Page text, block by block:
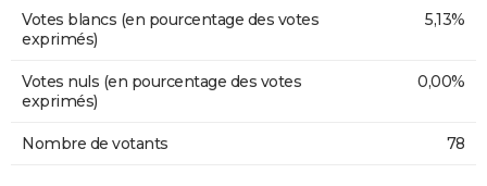
Votes blancs (en pourcentage des votes
exprimés)
5,13%
Votes nuls (en pourcentage des votes
exprimés)
0,00%
Nombre de votants 78